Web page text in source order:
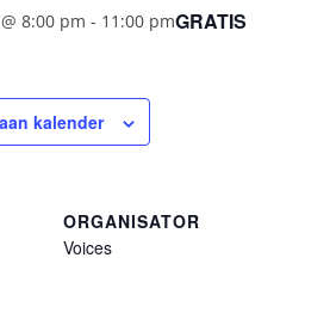
8:00 pm - 11:00 pmGRATIS
kalender
ORGANISATOR
Voices